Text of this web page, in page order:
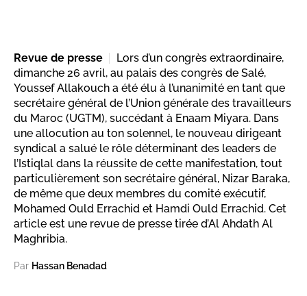
Revue de presse
Lors d’un congrès extraordinaire,
dimanche 26 avril, au palais des congrès de Salé,
Youssef Allakouch a été élu à l’unanimité en tant que
secrétaire général de l’Union générale des travailleurs
du Maroc (UGTM), succédant à Enaam Miyara. Dans
une allocution au ton solennel, le nouveau dirigeant
syndical a salué le rôle déterminant des leaders de
l’Istiqlal dans la réussite de cette manifestation, tout
particulièrement son secrétaire général, Nizar Baraka,
de même que deux membres du comité exécutif,
Mohamed Ould Errachid et Hamdi Ould Errachid. Cet
article est une revue de presse tirée d’Al Ahdath Al
Maghribia.
Par Hassan Benadad